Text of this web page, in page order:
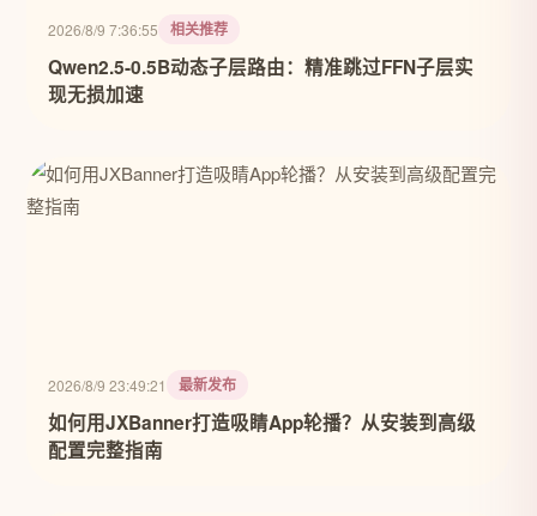
2026/8/9 7:36:55 相关推荐
Qwen2.5-0.5B动态子层路由：精准跳过FFN子层实
现无损加速
2026/8/9 23:49:21 最新发布
如何用JXBanner打造吸睛App轮播？从安装到高级
配置完整指南